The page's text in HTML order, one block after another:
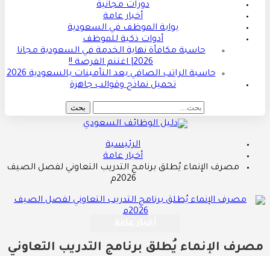
دورات مجانية
أخبار عامة
بوابة الموظف في السعودية
أدوات ذكية للموظف
حاسبة مكافأة نهاية الخدمة في السعودية مجانا
2026| اغتنم الفرصة !!
حاسبة الراتب الصافي بعد التأمينات بالسعودية 2026
تحميل نماذج وقوالب جاهزة
الرئيسية
أخبار عامة
مصرف الإنماء يُطلق برنامج التدريب التعاوني لفصل الصيف
2026م
مصرف الإنماء يُطلق برنامج التدريب التعاوني